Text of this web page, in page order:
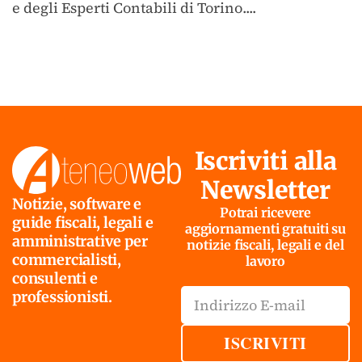
e degli Esperti Contabili di Torino....
Notizie, software e
guide fiscali, legali e
amministrative per
commercialisti,
consulenti e
professionisti.
Iscriviti alla
Newsletter
Potrai ricevere
aggiornamenti gratuiti su
notizie fiscali, legali e del
lavoro
ISCRIVITI